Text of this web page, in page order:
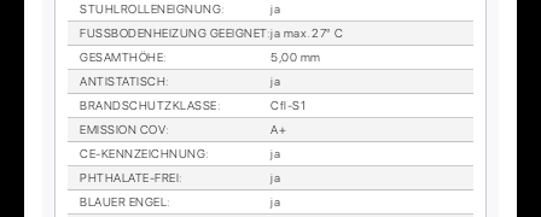
STUHL­ROL­LEN­EIG­NUNG:
ja
FUSS­BO­DEN­HEI­ZUNG GE­EIG­NET:ja max. 27° C
GE­SAMT­HÖ­HE:
5,00 mm
AN­TI­STA­TISCH:
ja
BRAND­SCHUTZ­KLAS­SE:
Cfl-S1
EMIS­SI­ON COV:
A+
CE-KENN­ZEICH­NUNG:
ja
PHTHA­LA­TE-FREI:
ja
BLAU­ER EN­GEL:
ja